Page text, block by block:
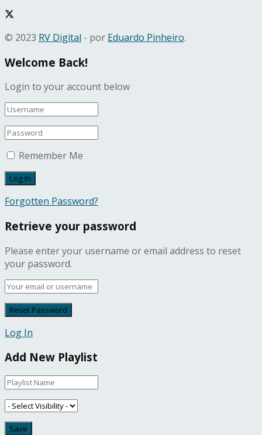
© 2023 RV Digital - por Eduardo Pinheiro.
Welcome Back!
Login to your account below
Remember Me
Forgotten Password?
Retrieve your password
Please enter your username or email address to reset
your password.
Log In
Add New Playlist